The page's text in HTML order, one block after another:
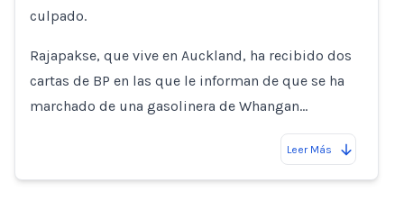
culpado.
Rajapakse, que vive en Auckland, ha recibido dos
cartas de BP en las que le informan de que se ha
marchado de una gasolinera de Whangan…
Leer Más